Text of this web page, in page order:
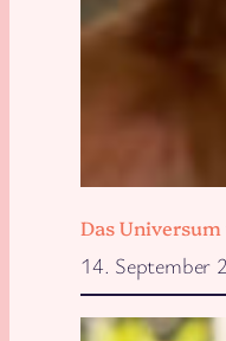
Das
14. September